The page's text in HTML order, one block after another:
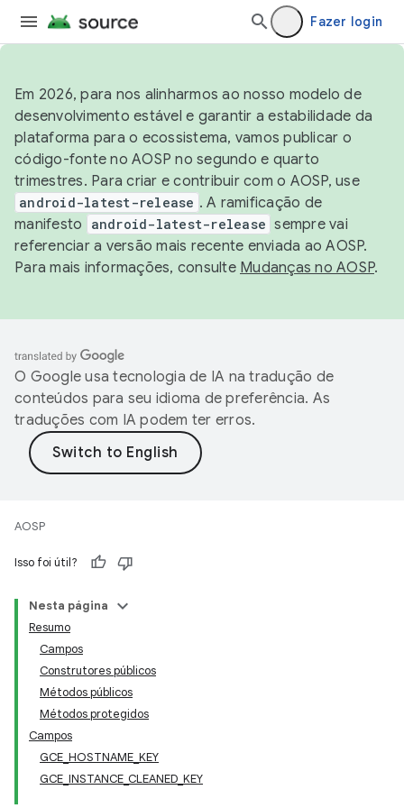
Fazer login
Em 2026, para nos alinharmos ao nosso modelo de
desenvolvimento estável e garantir a estabilidade da
plataforma para o ecossistema, vamos publicar o
código-fonte no AOSP no segundo e quarto
trimestres. Para criar e contribuir com o AOSP, use
android-latest-release . A ramificação de
manifesto
android-latest-release sempre vai
referenciar a versão mais recente enviada ao AOSP.
Para mais informações, consulte Mudanças no AOSP.
O Google usa tecnologia de IA na tradução de
conteúdos para seu idioma de preferência. As
traduções com IA podem ter erros.
AOSP
Isso foi útil?
Nesta página
Resumo
Campos
Construtores públicos
Métodos públicos
Métodos protegidos
Campos
GCE_HOSTNAME_KEY
GCE_INSTANCE_CLEANED_KEY